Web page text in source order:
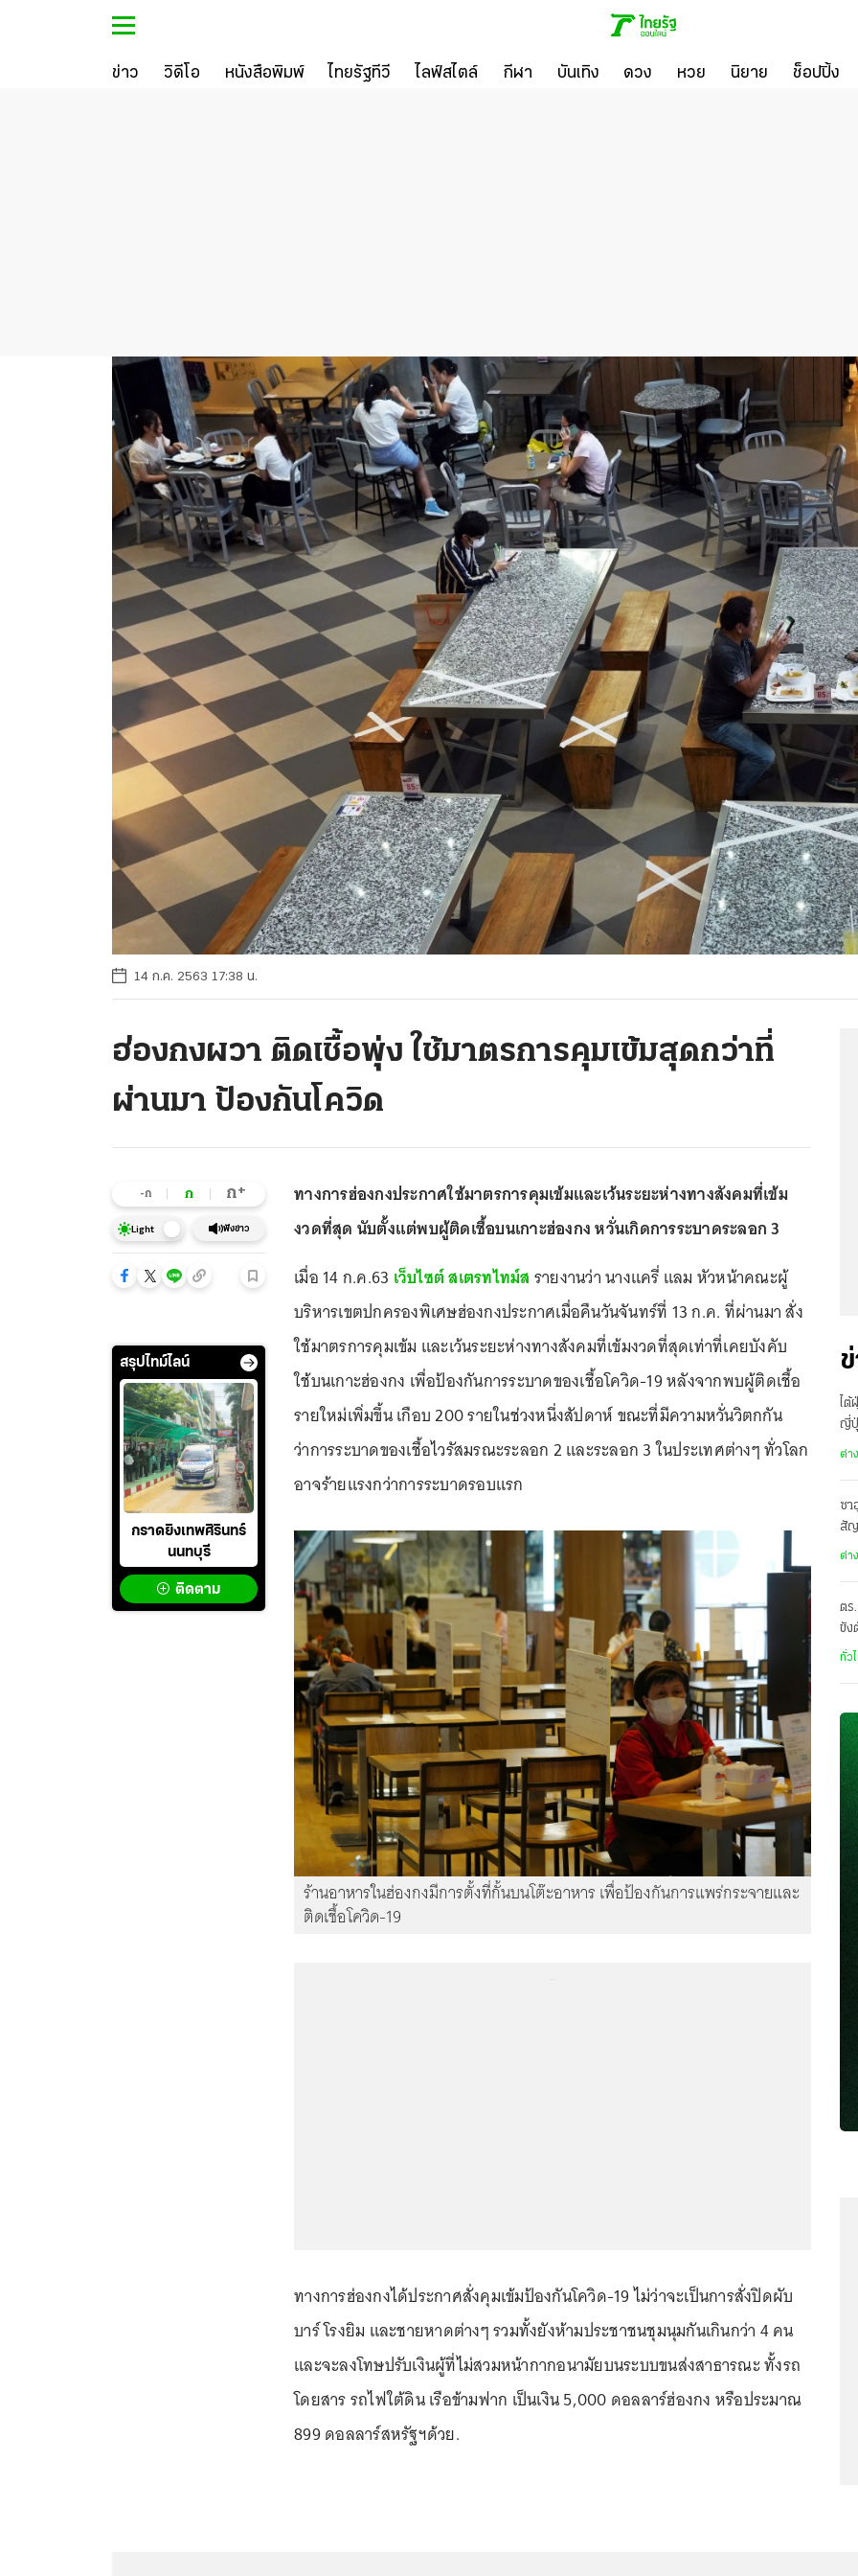
ข่าว วิดีโอ หนังสือพิมพ์ ไทยรัฐทีวี ไลฟ์สไตล์ กีฬา บันเทิง ดวง หวย นิยาย ช็อปปิ้ง
14 ก.ค. 2563 17:38 น.
ฮ่องกงผวา ติดเชื้อพุ่ง ใช้มาตรการคุมเข้มสุดกว่าที่
ผ่านมา ป้องกันโควิด
-ก ก ก+
Light ฟังข่าว
สรุปไทม์ไลน์
กราดยิงเทพศิรินทร์
นนทบุรี
ติดตาม
ทางการฮ่องกงประกาศใช้มาตรการคุมเข้มและเว้นระยะห่างทางสังคมที่เข้ม
งวดที่สุด นับตั้งแต่พบผู้ติดเชื้อบนเกาะฮ่องกง หวั่นเกิดการระบาดระลอก 3
เมื่อ 14 ก.ค.63 เว็บไซต์ สเตรทไทม์ส รายงานว่า นางแครี่ แลม หัวหน้าคณะผู้
บริหารเขตปกครองพิเศษฮ่องกงประกาศเมื่อคืนวันจันทร์ที่ 13 ก.ค. ที่ผ่านมา สั่ง
ใช้มาตรการคุมเข้ม และเว้นระยะห่างทางสังคมที่เข้มงวดที่สุดเท่าที่เคยบังคับ
ใช้บนเกาะฮ่องกง เพื่อป้องกันการระบาดของเชื้อโควิด-19 หลังจากพบผู้ติดเชื้อ
รายใหม่เพิ่มขึ้น เกือบ 200 รายในช่วงหนึ่งสัปดาห์ ขณะที่มีความหวั่นวิตกกัน
ว่าการระบาดของเชื้อไวรัสมรณะระลอก 2 และระลอก 3 ในประเทศต่างๆ ทั่วโลก
อาจร้ายแรงกว่าการระบาดรอบแรก
ร้านอาหารในฮ่องกงมีการตั้งที่กั้นบนโต๊ะอาหาร เพื่อป้องกันการแพร่กระจายและ
ติดเชื้อโควิด-19
ทางการฮ่องกงได้ประกาศสั่งคุมเข้มป้องกันโควิด-19 ไม่ว่าจะเป็นการสั่งปิดผับ
บาร์ โรงยิม และชายหาดต่างๆ รวมทั้งยังห้ามประชาชนชุมนุมกันเกินกว่า 4 คน
และจะลงโทษปรับเงินผู้ที่ไม่สวมหน้ากากอนามัยบนระบบขนส่งสาธารณะ ทั้งรถ
โดยสาร รถไฟใต้ดิน เรือข้ามฟาก เป็นเงิน 5,000 ดอลลาร์ฮ่องกง หรือประมาณ
899 ดอลลาร์สหรัฐฯด้วย.
ไต้
ญี่ปุ่
อ
ต่า
ซ
สั
เ
ต่า
ตร
ขัง
อั
ทั่ว